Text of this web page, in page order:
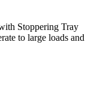
Stoppering Tray
to large loads and